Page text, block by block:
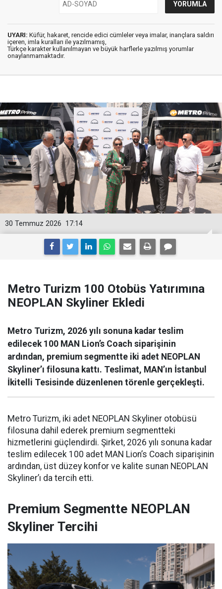
UYARI: Küfür, hakaret, rencide edici cümleler veya imalar, inançlara saldırı
içeren, imla kuralları ile yazılmamış,
Türkçe karakter kullanılmayan ve büyük harflerle yazılmış yorumlar
onaylanmamaktadır.
17:14
30 Temmuz 2026
Metro Turizm 100 Otobüs Yatırımına
NEOPLAN Skyliner Ekledi
Metro Turizm, 2026 yılı sonuna kadar teslim
edilecek 100 MAN Lion’s Coach siparişinin
ardından, premium segmentte iki adet NEOPLAN
Skyliner’ı filosuna kattı. Teslimat, MAN’ın İstanbul
İkitelli Tesisinde düzenlenen törenle gerçekleşti.
Metro Turizm, iki adet NEOPLAN Skyliner otobüsü
filosuna dahil ederek premium segmentteki
hizmetlerini güçlendirdi. Şirket, 2026 yılı sonuna kadar
teslim edilecek 100 adet MAN Lion’s Coach siparişinin
ardından, üst düzey konfor ve kalite sunan NEOPLAN
Skyliner’ı da tercih etti.
Premium Segmentte NEOPLAN
Skyliner Tercihi